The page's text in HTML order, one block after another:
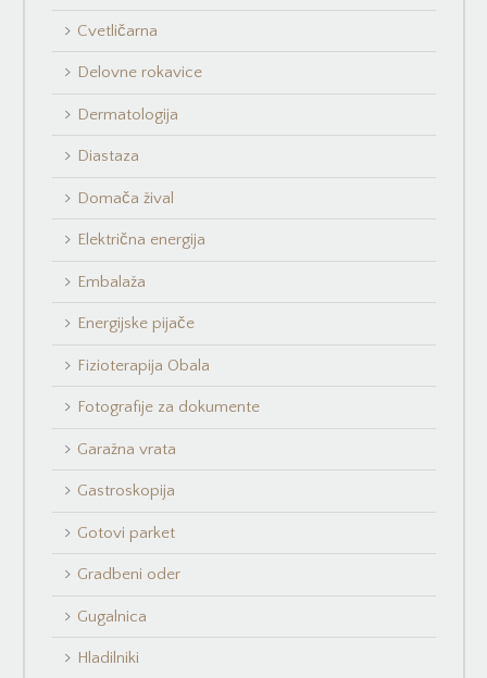
Cvetličarna
Delovne rokavice
Dermatologija
Diastaza
Domača žival
Električna energija
Embalaža
Energijske pijače
Fizioterapija Obala
Fotografije za dokumente
Garažna vrata
Gastroskopija
Gotovi parket
Gradbeni oder
Gugalnica
Hladilniki